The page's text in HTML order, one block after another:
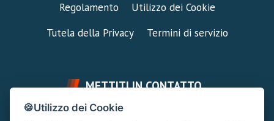
Regolamento
Utilizzo dei Cookie
Tutela della Privacy
Termini di servizio
METTITI IN CONTATTO
FAI UNA DOMANDA
🍪Utilizzo dei Cookie